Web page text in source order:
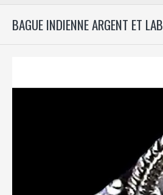
BAGUE INDIENNE ARGENT ET